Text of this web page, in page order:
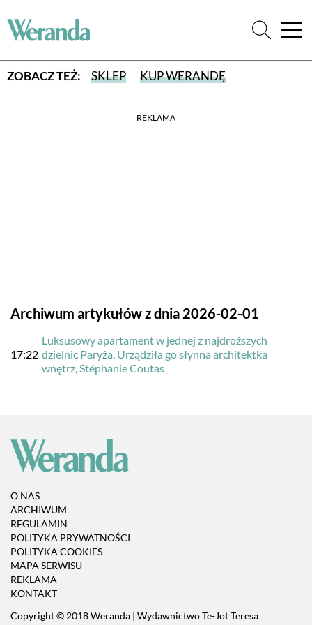
ZOBACZ TEŻ: SKLEP KUP WERANDĘ
REKLAMA
Archiwum artykułów z dnia 2026-02-01
17:22
Luksusowy apartament w jednej z najdroższych
dzielnic Paryża. Urządziła go słynna architektka
wnętrz, Stéphanie Coutas
O NAS
ARCHIWUM
REGULAMIN
POLITYKA PRYWATNOŚCI
POLITYKA COOKIES
MAPA SERWISU
REKLAMA
KONTAKT
Copyright © 2018 Weranda | Wydawnictwo Te-Jot Teresa